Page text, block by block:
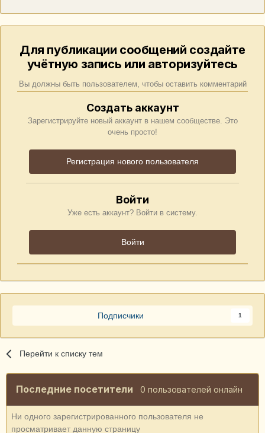
Для публикации сообщений создайте
учётную запись или авторизуйтесь
Вы должны быть пользователем, чтобы оставить комментарий
Создать аккаунт
Зарегистрируйте новый аккаунт в нашем сообществе. Это
очень просто!
Регистрация нового пользователя
Войти
Уже есть аккаунт? Войти в систему.
Войти
Подписчики 1
Перейти к списку тем
Последние посетители 0 пользователей онлайн
Ни одного зарегистрированного пользователя не
просматривает данную страницу